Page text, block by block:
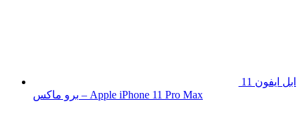
ابل ايفون 11
برو ماكس – Apple iPhone 11 Pro Max